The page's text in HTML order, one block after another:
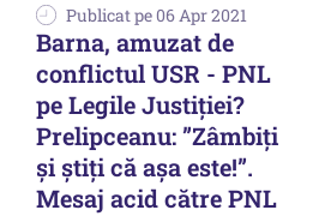
Publicat pe 06 Apr 2021
Barna, amuzat de
conflictul USR - PNL
pe Legile Justiției?
Prelipceanu: ”Zâmbiți
și știți că așa este!”.
Mesaj acid către PNL